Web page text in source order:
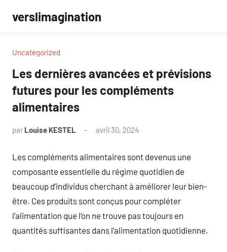
contenu
verslimagination
Uncategorized
Les dernières avancées et prévisions
futures pour les compléments
alimentaires
par Louise KESTEL avril 30, 2024
Les compléments alimentaires sont devenus une
composante essentielle du régime quotidien de
beaucoup d’individus cherchant à améliorer leur bien-
être. Ces produits sont conçus pour compléter
l’alimentation que l’on ne trouve pas toujours en
quantités suffisantes dans l’alimentation quotidienne.